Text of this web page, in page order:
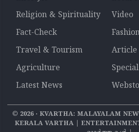
Religion & Spirituality
Video
Fact-Check
Travel & Tourism
Article
Agriculture
Special
Latest News
© 2026‧ KVARTHA: MALAYALAM
KERALA VARTHA |